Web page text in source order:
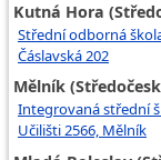
Kutná Hora
Střední odborná
Čáslavská 202
Mělník
Integrovaná střední
Učilišti 2566, Mělník